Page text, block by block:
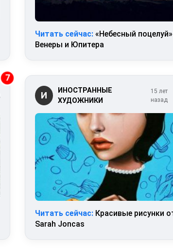
Читать сейчас: «Небесный поцелуй»
Венеры и Юпитера
7
И
ИНОСТРАННЫЕ
ХУДОЖНИКИ
15 лет
назад
Читать сейчас: Красивые рисунки
Sarah Joncas